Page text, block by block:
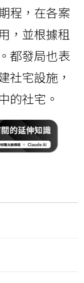
程，在各案
，並根據租
都發局也表
社宅設施，
的社宅。